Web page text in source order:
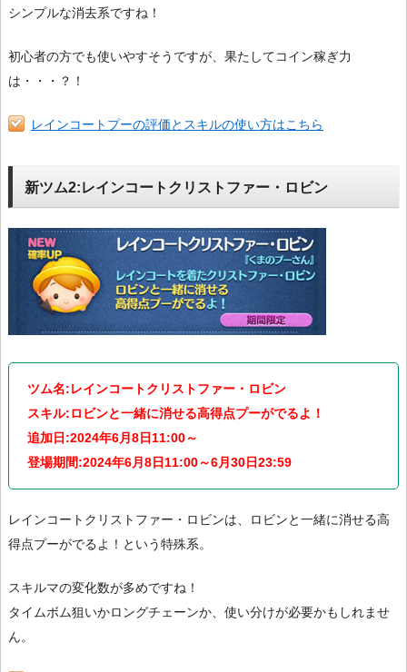
シンプルな消去系ですね！
初心者の方でも使いやすそうですが、果たしてコイン稼ぎ力
は・・・？！
レインコートプーの評価とスキルの使い方はこちら
新ツム2:レインコートクリストファー・ロビン
ツム名:レインコートクリストファー・ロビン
スキル:ロビンと一緒に消せる高得点プーがでるよ！
追加日:2024年6月8日11:00～
登場期間:2024年6月8日11:00～6月30日23:59
レインコートクリストファー・ロビンは、ロビンと一緒に消せる高
得点プーがでるよ！という特殊系。
スキルマの変化数が多めですね！
タイムボム狙いかロングチェーンか、使い分けが必要かもしれませ
ん。